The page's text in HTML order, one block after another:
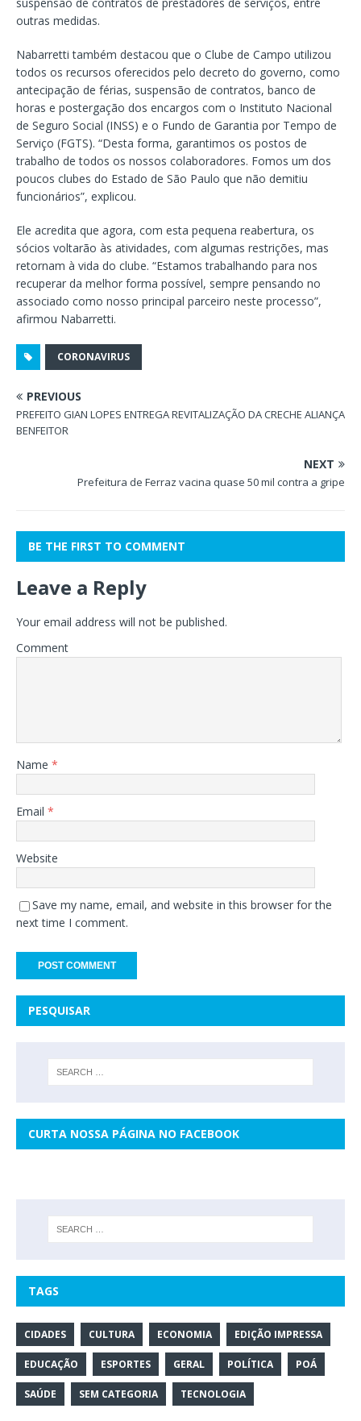
outras medidas.
Nabarretti também destacou que o Clube de Campo utilizou
todos os recursos oferecidos pelo decreto do governo, como
antecipação de férias, suspensão de contratos, banco de
horas e postergação dos encargos com o Instituto Nacional
de Seguro Social (INSS) e o Fundo de Garantia por Tempo de
Serviço (FGTS). “Desta forma, garantimos os postos de
trabalho de todos os nossos colaboradores. Fomos um dos
poucos clubes do Estado de São Paulo que não demitiu
funcionários”, explicou.
Ele acredita que agora, com esta pequena reabertura, os
sócios voltarão às atividades, com algumas restrições, mas
retornam à vida do clube. “Estamos trabalhando para nos
recuperar da melhor forma possível, sempre pensando no
associado como nosso principal parceiro neste processo”,
afirmou Nabarretti.
CORONAVIRUS
PREVIOUS
PREFEITO GIAN LOPES ENTREGA REVITALIZAÇÃO DA CRECHE ALIANÇA
BENFEITOR
NEXT
Prefeitura de Ferraz vacina quase 50 mil contra a gripe
BE THE FIRST TO COMMENT
Leave a Reply
Your email address will not be published.
Comment
Name *
Email *
Website
Save my name, email, and website in this browser for the
next time I comment.
PESQUISAR
CURTA NOSSA PÁGINA NO FACEBOOK
TAGS
CIDADES CULTURA ECONOMIA EDIÇÃO IMPRESSA
EDUCAÇÃO ESPORTES GERAL POLÍTICA POÁ
SAÚDE SEM CATEGORIA TECNOLOGIA